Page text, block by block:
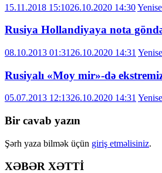
15.11.2018 15:1026.10.2020 14:30
Rusiya Hollandiyaya nota
08.10.2013 01:31 26.10.2020 14:31
Rusiyalı «Moy mir»-də
05.07.2013 12:1326.10.2020 14:31
Bir cavab yazın
Şərh yaza bilmək üçün giriş etməlisiniz.
XƏBƏR XƏTTİ